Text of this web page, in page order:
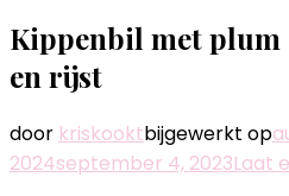
Kippenbil met plum
en rijst
door kriskooktbijgewerkt op
2024september 4, 2023Laat